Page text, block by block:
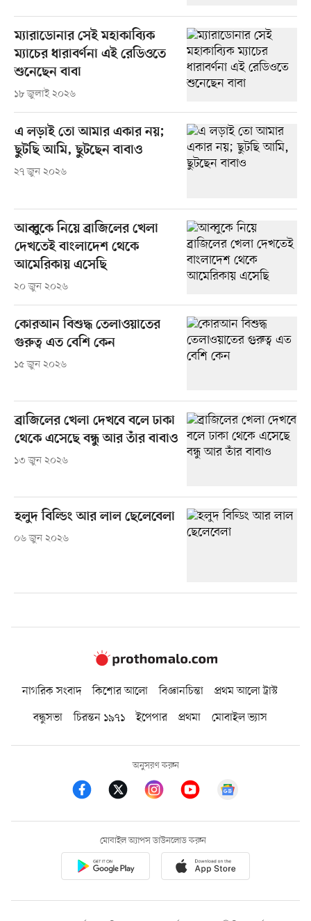
ম্যারাডোনার সেই মহাকাব্যিক
ম্যাচের ধারাবর্ণনা এই রেডিওতে
শুনেছেন বাবা
১৮ জুলাই ২০২৬
এ লড়াই তো আমার একার নয়;
ছুটছি আমি, ছুটছেন বাবাও
২৭ জুন ২০২৬
আব্বুকে নিয়ে ব্রাজিলের খেলা
দেখতেই বাংলাদেশ থেকে
আমেরিকায় এসেছি
২০ জুন ২০২৬
কোরআন বিশুদ্ধ তেলাওয়াতের
গুরুত্ব এত বেশি কেন
১৫ জুন ২০২৬
ব্রাজিলের খেলা দেখবে বলে ঢাকা
থেকে এসেছে বন্ধু আর তাঁর বাবাও
১৩ জুন ২০২৬
হলুদ বিল্ডিং আর লাল ছেলেবেলা
০৬ জুন ২০২৬
নাগরিক সংবাদ কিশোর আলো বিজ্ঞানচিন্তা
প্রথম আলো ট্রাস্ট
বন্ধুসভা
চিরন্তন ১৯৭১ ইপেপার প্রথমা মোবাইল ভ্যাস
অনুসরণ করুন
মোবাইল অ্যাপস ডাউনলোড করুন